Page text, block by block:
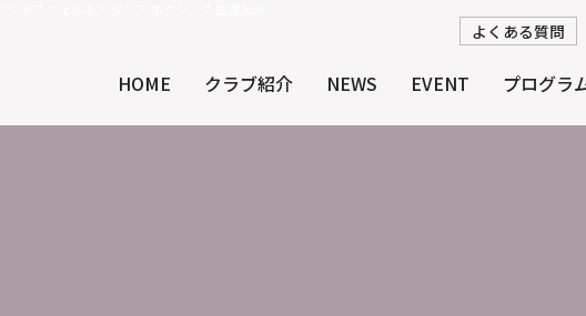
よくある質問
HOME クラブ紹介 NEWS EVENT プログラ